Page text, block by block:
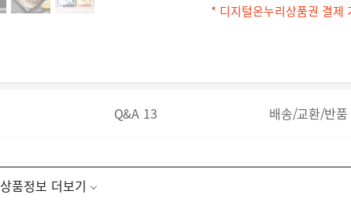
* 디지털온누리상품권 결제
Q&A 13 배송/교환/반품
상품정보